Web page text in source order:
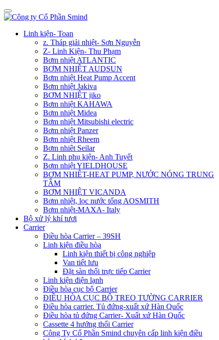
Linh kiện- Toan
z. Tháp giải nhiệt- Sơn Nguyễn
Z- Linh Kiện- Thu Phạm
Bơm nhiệt ATLANTIC
BƠM NHIỆT AUDSUN
Bơm nhiệt Heat Pump Accent
Bơm nhiệt Jakiva
BƠM NHIỆT jiko
Bơm nhiệt KAHAWA
Bơm nhiệt Midea
Bơm nhiệt Mitsubishi electric
Bơm nhiệt Panzer
Bơm nhiệt Rheem
Bơm nhiêt Seilar
Z. Linh phụ kiện- Anh Tuyết
Bơm nhiệt YIELDHOUSE
BƠM NHIÊT-HEAT PUMP, NƯỚC NÓNG TRUNG
TÂM
BƠM NHIỆT VICANDA
Bơm nhiệt, lọc nước tổng AOSMITH
Bơm nhiệt-MAXA- Italy
Bộ xử lý khí tươi
Carrier
Điều hòa Carrier – 39SH
Linh kiện điều hòa
Linh kiện thiết bị công nghiệp
Van tiết lưu
Đặt sàn thổi trực tiếp Carrier
Linh kiện điện lạnh
Điều hòa cục bộ Carrier
ĐIỀU HÒA CỤC BỘ TREO TƯỜNG CARRIER
Điều hòa carrier. Tủ đứng-xuất xứ Hàn Quốc
Điều hòa tủ đứng Carrier- Xuất xứ Hàn Quốc
Cassette 4 hướng thổi Carrier
Công Ty Cổ Phần Smind chuyên cấp linh kiện điều